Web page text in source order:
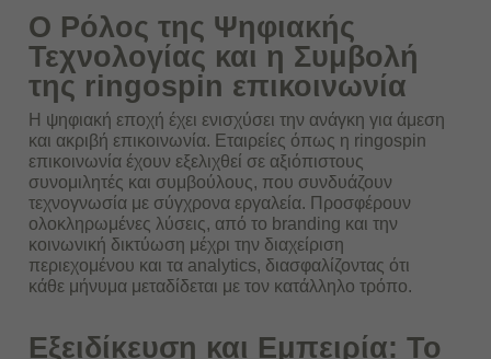
Ο Ρόλος της Ψηφιακής
Τεχνολογίας και η Συμβολή
της ringospin επικοινωνία
Η ψηφιακή εποχή έχει ενισχύσει την ανάγκη για άμεση
και ακριβή επικοινωνία. Εταιρείες όπως η ringospin
επικοινωνία έχουν εξελιχθεί σε αξιόπιστους
συνομιλητές και συμβούλους, που συνδυάζουν
τεχνογνωσία με σύγχρονα εργαλεία. Προσφέρουν
ολοκληρωμένες λύσεις, από το branding και την
κοινωνική δικτύωση μέχρι την διαχείριση
περιεχομένου και τα analytics, διασφαλίζοντας ότι
κάθε μήνυμα μεταδίδεται με τον κατάλληλο τρόπο.
Εξειδίκευση και Εμπειρία: Το